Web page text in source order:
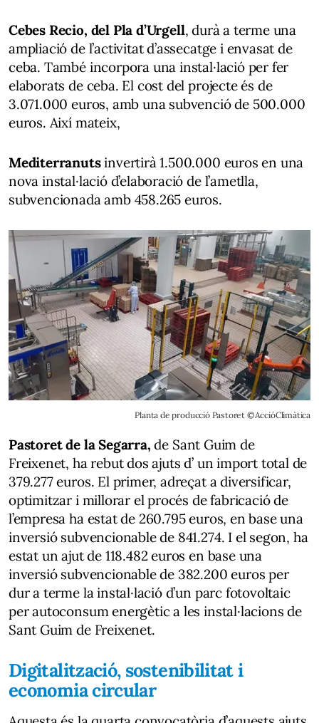
Cebes Recio, del Pla d’Urgell, durà a terme una
ampliació de l’activitat d’assecatge i envasat de
ceba. També incorpora una instal·lació per fer
elaborats de ceba. El cost del projecte és de
3.071.000 euros, amb una subvenció de 500.000
euros. Així mateix,
Mediterranutsinvertirà 1.500.000 euros en una
nova instal·lació d’elaboració de l’ametlla,
subvencionada amb 458.265 euros.
Planta de producció Pastoret ©AccióClimàtica
Pastoret de la Segarra, de Sant Guim de
Freixenet, ha rebut dos ajuts d’ un import total de
379.277 euros. El primer, adreçat a diversificar,
optimitzar i millorar el procés de fabricació de
l’empresa ha estat de 260.795 euros, en base una
inversió subvencionable de 841.274. I el segon, ha
estat un ajut de 118.482 euros en base una
inversió subvencionable de 382.200 euros per
dur a terme la instal·lació d’un parc fotovoltaic
per autoconsum energètic a les instal·lacions de
Sant Guim de Freixenet.
Digitalització, sostenibilitat i
economia circular